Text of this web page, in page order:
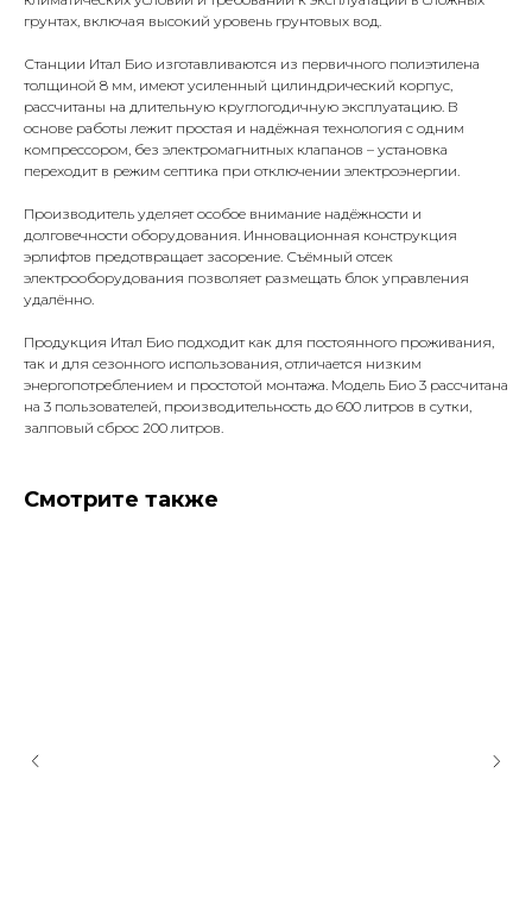
грунтах, включая высокий уровень грунтовых вод.
Станции Итал Био изготавливаются из первичного полиэтилена
толщиной 8 мм, имеют усиленный цилиндрический корпус,
рассчитаны на длительную круглогодичную эксплуатацию. В
основе работы лежит простая и надёжная технология с одним
компрессором, без электромагнитных клапанов – установка
переходит в режим септика при отключении электроэнергии.
Производитель уделяет особое внимание надёжности и
долговечности оборудования. Инновационная конструкция
эрлифтов предотвращает засорение. Съёмный отсек
электрооборудования позволяет размещать блок управления
удалённо.
Продукция Итал Био подходит как для постоянного проживания,
так и для сезонного использования, отличается низким
энергопотреблением и простотой монтажа. Модель Био 3 рассчитана
на 3 пользователей, производительность до 600 литров в сутки,
залповый сброс 200 литров.
Смотрите также